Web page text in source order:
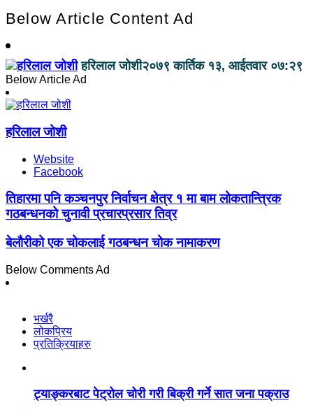
Below Article Content Ad
हरिलाल जोशी२०७९ कार्तिक १३, आईतवार ०७:२९
Below Article Ad
हरिलाल जोशी
Website
Facebook
तिहारमा पनि कञ्चनपुर निर्वाचन क्षेत्र १ मा बाम लोकतान्त्रिक
गठबन्धनको चुनावी प्रचारप्रसार तिव्र
बेलौरीको एक चोकलाई गठबन्धन चोक नामाकरण
Below Comments Ad
भर्खरै
लोकप्रिय
प्रतिक्रियाहरु
ट्याङ्करबाट पेट्रोल चोरी गरी बिक्री गर्ने सात जना पक्राउ